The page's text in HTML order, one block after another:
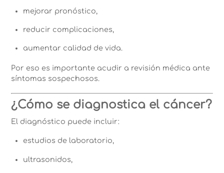
mejorar pronóstico,
reducir complicaciones,
aumentar calidad de vida.
Por eso es importante acudir a revisión médica ante
síntomas sospechosos.
¿Cómo se diagnostica el cáncer?
El diagnóstico puede incluir:
estudios de laboratorio,
ultrasonidos,